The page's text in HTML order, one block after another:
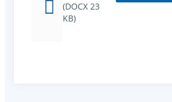
(DOCX 23
KB)